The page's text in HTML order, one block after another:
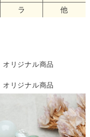
ラ 他
オリジナル商品
オリジナル商品